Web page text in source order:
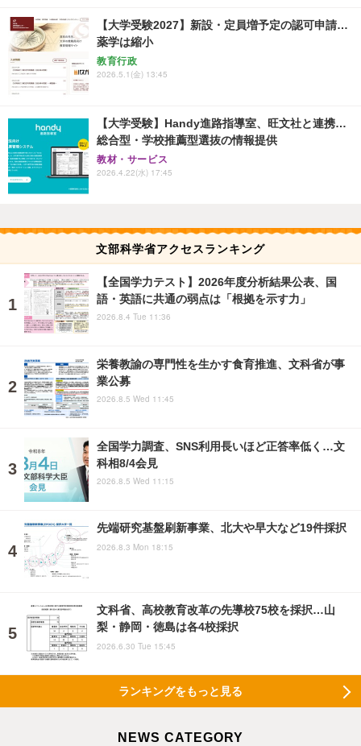
【大学受験2027】新設・定員増予定の認可申請…
薬学は縮小
教育行政
2026.5.1(金) 13:45
【大学受験】Handy進路指導室、旺文社と連携…
総合型・学校推薦型選抜の情報提供
教材・サービス
2026.4.22(水) 17:45
文部科学省アクセスランキング
【全国学力テスト】2026年度分析結果公表、国
語・英語に共通の弱点は「根拠を示す力」
2026.8.4 Tue 11:36
栄養教諭の専門性を生かす食育推進、文科省が事
業公募
2026.8.5 Wed 11:45
全国学力調査、SNS利用長いほど正答率低く…文
科相8/4会見
2026.8.5 Wed 11:15
先端研究基盤刷新事業、北大や早大など19件採択
2026.8.3 Mon 18:15
文科省、高校教育改革の先導校75校を採択…山
梨・静岡・徳島は各4校採択
2026.6.30 Tue 15:45
ランキングをもっと見る
NEWS CATEGORY